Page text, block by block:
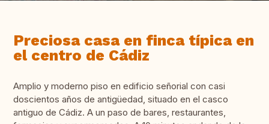
Preciosa casa en finca típica en
el centro de Cádiz
Amplio y moderno piso en edificio señorial con casi
doscientos años de antigüedad, situado en el casco
antiguo de Cádiz. A un paso de bares, restaurantes,